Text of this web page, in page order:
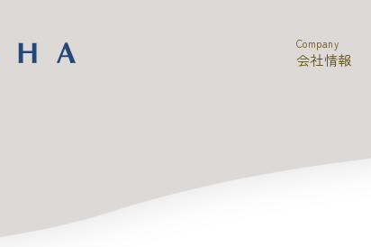
Company
会社情報